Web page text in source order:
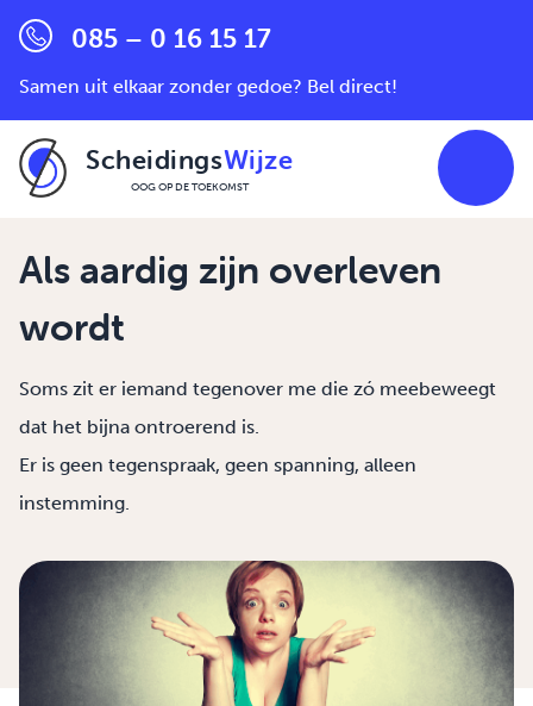
085 – 0 16 15 17
Samen uit elkaar zonder gedoe? Bel direct!
ScheidingsWijze
OOG OP DE TOEKOMST
Als aardig zijn overleven
wordt
Soms zit er iemand tegenover me die zó meebeweegt
dat het bijna ontroerend is.
Er is geen tegenspraak, geen spanning, alleen
instemming.